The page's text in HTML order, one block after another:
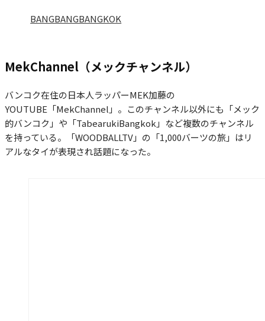
BANGBANGBANGKOK
MekChannel（メックチャンネル）
バンコク在住の日本人ラッパーMEK加藤の
YOUTUBE「MekChannel」。このチャンネル以外にも「メック
的バンコク」や「TabearukiBangkok」など複数のチャンネル
を持っている。「WOODBALLTV」の「1,000バーツの旅」はリ
アルなタイが表現され話題になった。